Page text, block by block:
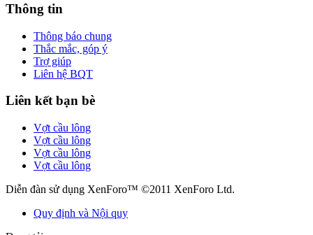
Thông tin
Thông báo chung
Thắc mắc, góp ý
Trợ giúp
Liên hệ BQT
Liên kết bạn bè
Vợt cầu lông
Vợt cầu lông
Vợt cầu lông
Vợt cầu lông
Diễn đàn sử dụng XenForo™ ©2011 XenForo Ltd.
Quy định và Nội quy